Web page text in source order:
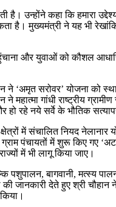
उन्होंने कहा कि हमारा
है। मुख्यमंत्री ने यह भी
और युवाओं को कौशल
ने ‘अमृत सरोवर’ योजना
गांधी राष्ट्रीय
हो रहे नये सर्वे के भौतिक
में संचालित नियद नेलानार
पंचायतों में शुरू किए गए
में भी लागू किया जाए।
बागवानी, मत्स्य
देते हुए श्री चौहान ने